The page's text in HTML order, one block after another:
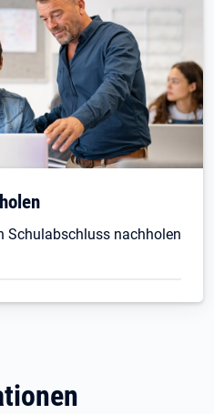
Schulabschluss nachholen